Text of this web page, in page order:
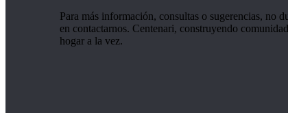
Para más información, consultas o sugerencias, no
en contactarnos. Centenari, construyendo
hogar a la vez.